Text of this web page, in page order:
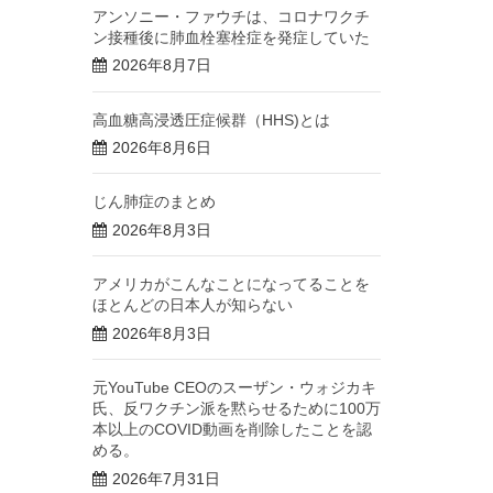
アンソニー・ファウチは、コロナワクチ
ン接種後に肺血栓塞栓症を発症していた
2026年8月7日
高血糖高浸透圧症候群（HHS)とは
2026年8月6日
じん肺症のまとめ
2026年8月3日
アメリカがこんなことになってることを
ほとんどの日本人が知らない
2026年8月3日
元YouTube CEOのスーザン・ウォジカキ
氏、反ワクチン派を黙らせるために100万
本以上のCOVID動画を削除したことを認
める。
2026年7月31日